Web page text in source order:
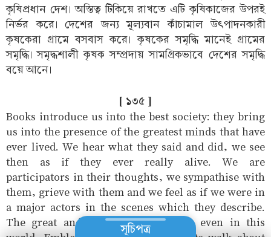
কৃষিপ্রধান দেশ। অস্তিত্ব টিকিয়ে রাখতে এটি কৃষিকাজের উপরই
নির্ভর করে। দেশের জন্য মূল্যবান কাঁচামাল উৎপাদনকারী
কৃষকেরা গ্রামে বসবাস করে। কৃষকের সমৃদ্ধি মানেই গ্রামের
সমৃদ্ধি। সমৃদ্ধশালী কৃষক সম্প্রদায় সামগ্রিকভাবে দেশের সমৃদ্ধি
বয়ে আনে।
[ ১৩৫ ]
Books introduce us into the best society: they bring
us into the presence of the greatest minds that have
ever lived. We hear what they said and did, we see
then as if they ever really alive. We are
participators in their thoughts, we sympathise with
them, grieve with them and we feel as if we were in
a major actors in the scenes which they describe.
The great and the goof do not die even in this
সূচিপত্র